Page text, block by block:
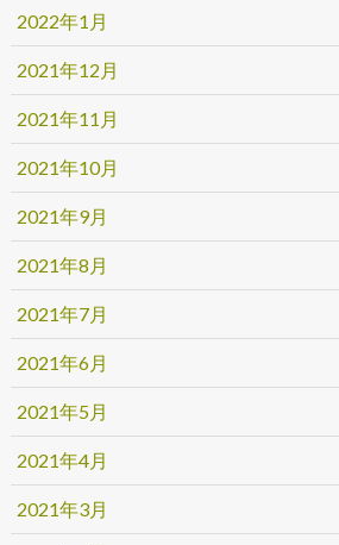
2022年1月
2021年12月
2021年11月
2021年10月
2021年9月
2021年8月
2021年7月
2021年6月
2021年5月
2021年4月
2021年3月